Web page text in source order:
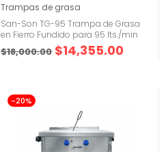
Trampas de grasa
San-Son TG-95 Trampa de Grasa
en Fierro Fundido para 95 lts./min
$18,000.00 $14,355.00
-20%